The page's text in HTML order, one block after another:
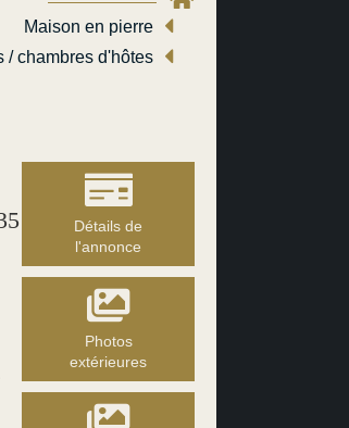
Maison en pierre
/ chambres d'hôtes
Détails de
l'annonce
Photos
extérieures